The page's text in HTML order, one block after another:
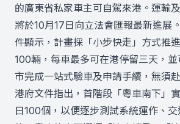
的廣東省私家車主可自駕來港。運輸
將於10月17日向立法會匯報最新進展
件顯示，計畫採「小步快走」方式推
100輛，每車最多可在港停留三天，
市完成一站式驗車及申請手續，無須
港府文件指出，首階段「粵車南下」
日100個，以便逐步測試系統運作、